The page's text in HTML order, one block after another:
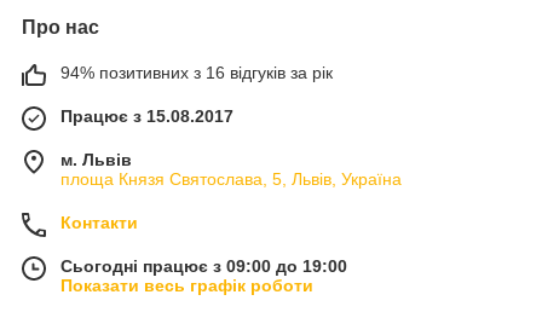
Про нас
94% позитивних з 16 відгуків за рік
Працює з 15.08.2017
м. Львів
площа Князя Святослава, 5, Львів, Україна
Контакти
Сьогодні працює з 09:00 до 19:00
Показати весь графік роботи